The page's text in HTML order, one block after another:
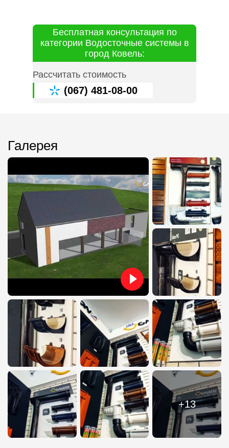
Бесплатная консультация по
категории Водосточные системы в
город Ковель:
Рассчитать стоимость
(067) 481-08-00
Галерея
+13